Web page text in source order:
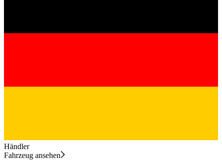
Händler
Fahrzeug ansehen